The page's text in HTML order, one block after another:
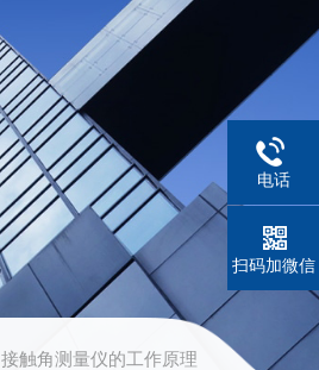
接触角测量仪的工作原理
电话
扫码加微信